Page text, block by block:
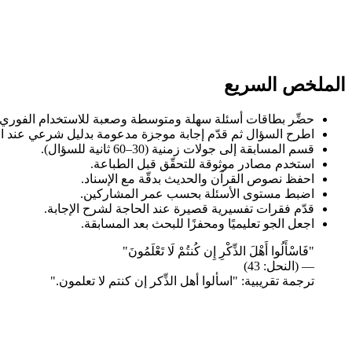
الملخص السريع
حضِّر بطاقات أسئلة سهلة ومتوسطة وصعبة للاستخدام
اطرح السؤال ثم قدّم إجابة موجزة مدعومة بدليل شرعي عند
قسم المسابقة إلى جولات زمنية (30–60 ثانية للسؤال).
استخدم مصادر موثوقة للتحقّق قبل الطباعة.
احفظ نصوص القرآن والحديث بدقّة مع الإسناد.
اضبط مستوى الأسئلة بحسب عمر المشاركين.
قدّم فقرات تفسيرية قصيرة عند الحاجة لشرح الإجابة.
اجعل الجو تعليميًا ومحفزًا للبحث بعد المسابقة.
"فَاسْأَلُوا أَهْلَ الذِّكْرِ إِن كُنتُمْ لَا تَعْلَمُونَ"
— (النحل: 43)
ترجمة تقريبية: "اسألوا أهل الذِّكر إن كنتم لا تعلمون."